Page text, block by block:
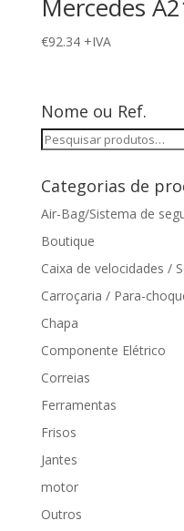
Mercedes
€92.34 +IVA
Nome ou Ref.
Pesquisar
Categorias de
Air-Bag/Sistema de
Boutique
Caixa de velocidades /
Carroçaria / Para-
Chapa
Componente Elétrico
Correias
Ferramentas
Frisos
Jantes
motor
Outros